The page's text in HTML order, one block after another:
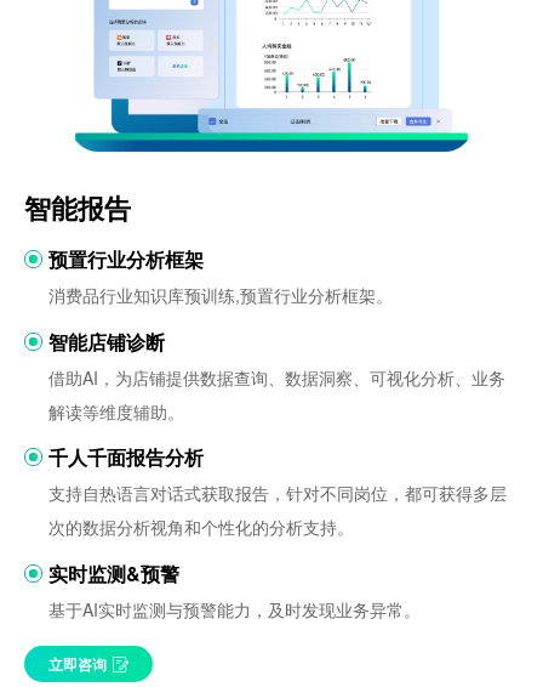
智能报告
预置行业分析框架
消费品行业知识库预训练,预置行业分析框架。
智能店铺诊断
借助AI，为店铺提供数据查询、数据洞察、可视化分析、业务
解读等维度辅助。
千人千面报告分析
支持自热语言对话式获取报告，针对不同岗位，都可获得多层
次的数据分析视角和个性化的分析支持。
实时监测&预警
基于AI实时监测与预警能力，及时发现业务异常。
立即咨询